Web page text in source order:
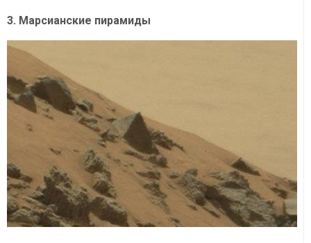
3. Марсианские пирамиды